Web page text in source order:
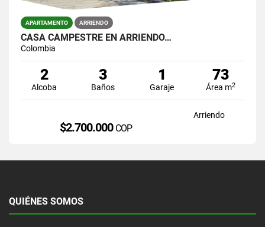
APARTAMENTO ARRIENDO
CASA CAMPESTRE EN ARRIENDO…
Colombia
2
Alcoba
3
Baños
1
Garaje
73
Área m2
Arriendo
$2.700.000 COP
QUIÉNES SOMOS